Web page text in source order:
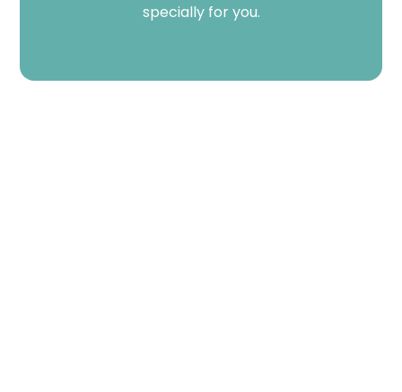
content
specially for you.